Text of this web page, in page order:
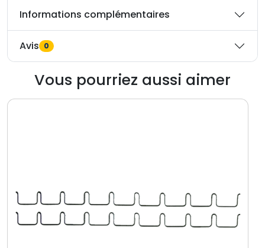
Informations complémentaires
Avis 0
Vous pourriez aussi aimer